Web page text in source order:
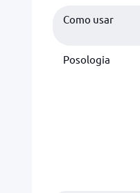
Como usar
Posologia